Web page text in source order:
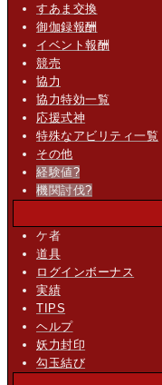
すあま交換
御伽録報酬
イベント報酬
競売
協力
協力特効一覧
応援式神
特殊なアビリティ一覧
その他
経験値?
機関討伐?
ケ者
道具
ログインボーナス
実績
TIPS
ヘルプ
妖力封印
勾玉結び